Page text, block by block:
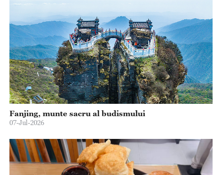
Fanjing, munte sacru al budismului
07-Jul-2026